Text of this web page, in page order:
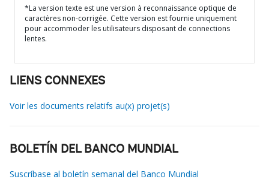
*La version texte est une version à reconnaissance optique de
caractères non-corrigée. Cette version est fournie uniquement
pour accommoder les utilisateurs disposant de connections
lentes.
LIENS CONNEXES
Voir les documents relatifs au(x) projet(s)
BOLETÍN DEL BANCO MUNDIAL
Suscríbase al boletín semanal del Banco Mundial